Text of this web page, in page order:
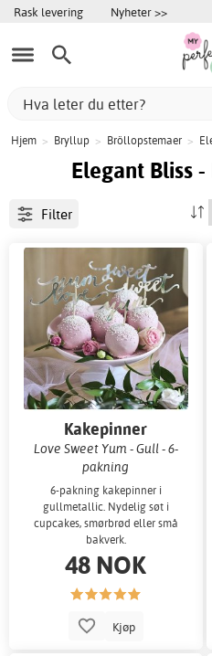
Rask levering Nyheter >>
Hjem > Bryllup > Bröllopstemaer >
Elegant Bliss
Filter
Kakepinner
Love Sweet Yum - Gull - 6-
pakning
6-pakning kakepinner i
gullmetallic. Nydelig søt i
cupcakes, smørbrød eller små
bakverk.
48 NOK
Kjøp